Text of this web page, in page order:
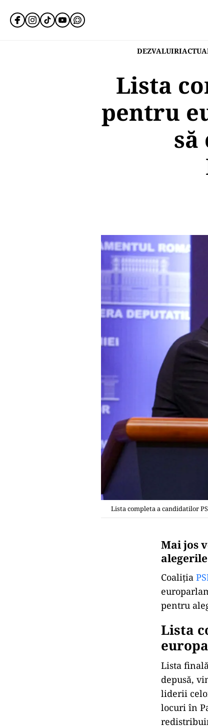
DEZVALUIRI
Lista
pentru
să
Lista completa a candidatilor
Mai jos
Coaliția
pentru
Lista
Lista
depusă,
liderii
locuri în